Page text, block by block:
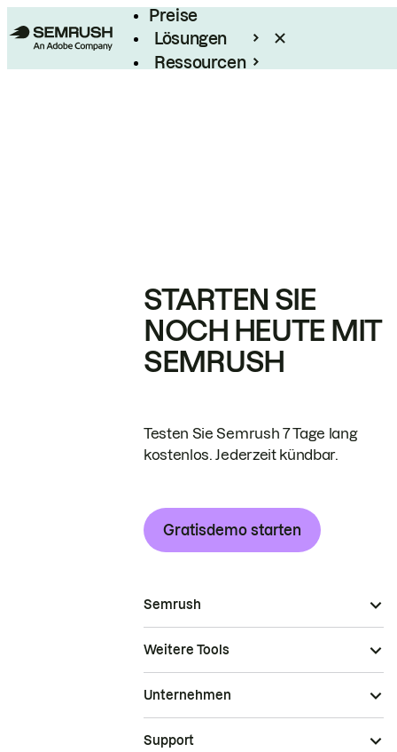
Preise
Lösungen
Ressourcen
STARTEN SIE
NOCH HEUTE MIT
SEMRUSH
Testen Sie Semrush 7 Tage lang
kostenlos. Jederzeit kündbar.
Gratisdemo starten
Semrush
Weitere Tools
Unternehmen
Support